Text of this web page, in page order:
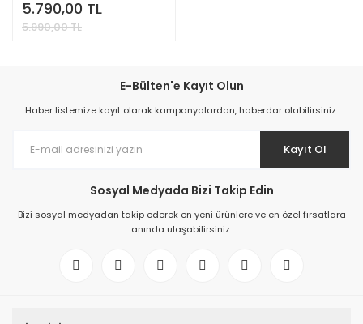
5.790,00 TL
5.990,00 TL
E-Bülten'e Kayıt Olun
Haber listemize kayıt olarak kampanyalardan, haberdar olabilirsiniz.
Kayıt Ol
Sosyal Medyada Bizi Takip Edin
Bizi sosyal medyadan takip ederek en yeni ürünlere ve en özel fırsatlara
anında ulaşabilirsiniz.